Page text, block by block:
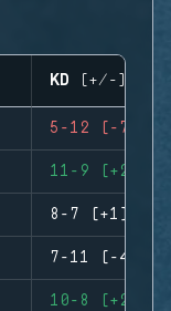
KD (+/-)
5-12 (-7)
11-9 (+2)
8-7 (+1)
7-11 (-4)
10-8 (+2)